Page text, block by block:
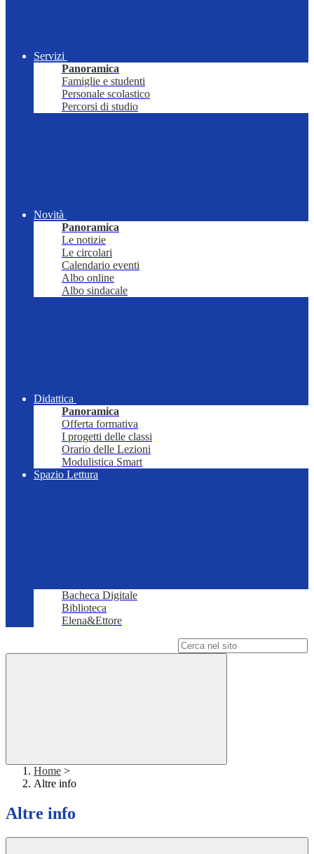
Servizi
Panoramica
Famiglie e studenti
Personale scolastico
Percorsi di studio
Novità
Panoramica
Le notizie
Le circolari
Calendario eventi
Albo online
Albo sindacale
Didattica
Panoramica
Offerta formativa
I progetti delle classi
Orario delle Lezioni
Modulistica Smart
Spazio Lettura
Bacheca Digitale
Biblioteca
Elena&Ettore
Home >
Altre info
Altre info